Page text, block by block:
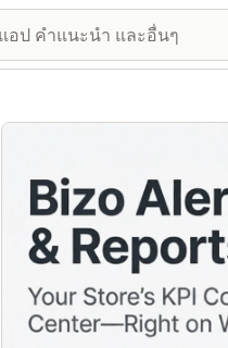
แกลเลอรีรูปภาพที่แสดง